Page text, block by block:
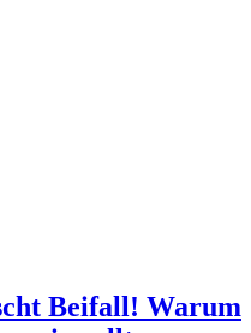
Beifall! Warum